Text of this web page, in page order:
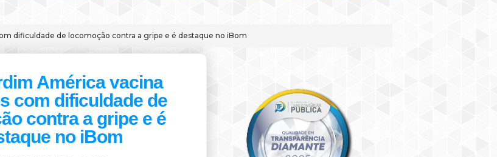
dificuldade de locomoção contra a gripe e é destaque no iBom
América vacina
com dificuldade de
contra a gripe e é
no iBom